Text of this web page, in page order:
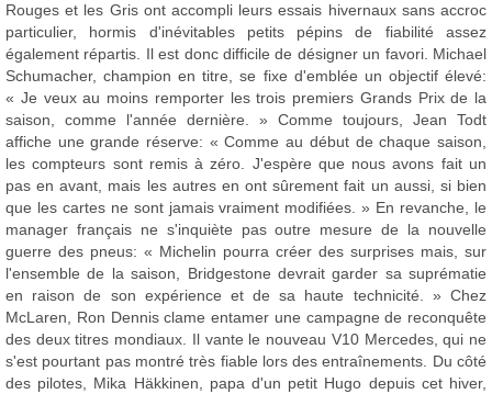
Rouges et les Gris ont accompli leurs essais hivernaux sans accroc
particulier, hormis d'inévitables petits pépins de fiabilité assez
également répartis. Il est donc difficile de désigner un favori. Michael
Schumacher, champion en titre, se fixe d'emblée un objectif élevé:
« Je veux au moins remporter les trois premiers Grands Prix de la
saison, comme l'année dernière. » Comme toujours, Jean Todt
affiche une grande réserve: « Comme au début de chaque saison,
les compteurs sont remis à zéro. J'espère que nous avons fait un
pas en avant, mais les autres en ont sûrement fait un aussi, si bien
que les cartes ne sont jamais vraiment modifiées. » En revanche, le
manager français ne s'inquiète pas outre mesure de la nouvelle
guerre des pneus: « Michelin pourra créer des surprises mais, sur
l'ensemble de la saison, Bridgestone devrait garder sa suprématie
en raison de son expérience et de sa haute technicité. » Chez
McLaren, Ron Dennis clame entamer une campagne de reconquête
des deux titres mondiaux. Il vante le nouveau V10 Mercedes, qui ne
s'est pourtant pas montré très fiable lors des entraînements. Du côté
des pilotes, Mika Häkkinen, papa d'un petit Hugo depuis cet hiver,